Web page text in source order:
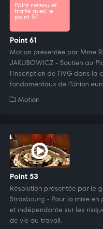
Point retenu et
traité avec le
point 57
Point 61
Motion présentée par Mme
JAKUBOWICZ - Soutien au
l'inscription de l'IVG dans la
fondamentaux de l'Union
Motion
Point 53
Résolution présentée par le
Strasbourg - Pour la mise
et indépendante sur les
de vie au travail.